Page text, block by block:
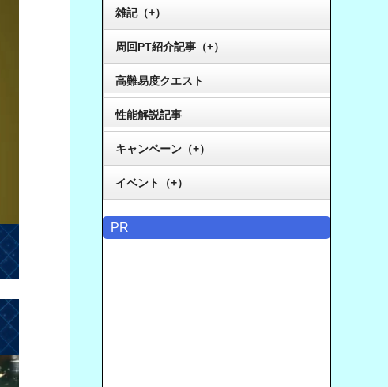
雑記（+）
周回PT紹介記事（+）
高難易度クエスト
性能解説記事
キャンペーン（+）
イベント（+）
PR